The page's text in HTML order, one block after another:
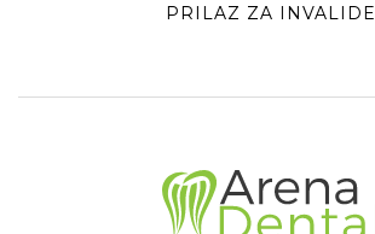
PRILAZ ZA INVALIDE